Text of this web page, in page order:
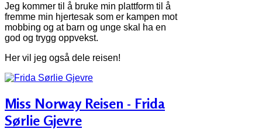
Jeg kommer til å bruke min plattform til å
fremme min hjertesak som er kampen mot
mobbing og at barn og unge skal ha en
god og trygg oppvekst.
Her vil jeg også dele reisen!
Miss Norway Reisen - Frida
Sørlie Gjevre